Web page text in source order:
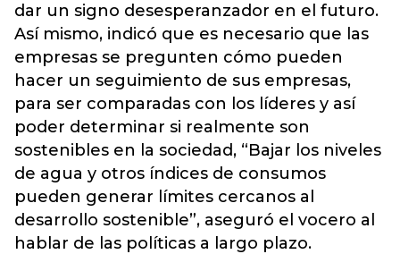
dar un signo desesperanzador en el futuro.
Así mismo, indicó que es necesario que las
empresas se pregunten cómo pueden
hacer un seguimiento de sus empresas,
para ser comparadas con los líderes y así
poder determinar si realmente son
sostenibles en la sociedad, “Bajar los niveles
de agua y otros índices de consumos
pueden generar límites cercanos al
desarrollo sostenible”, aseguró el vocero al
hablar de las políticas a largo plazo.